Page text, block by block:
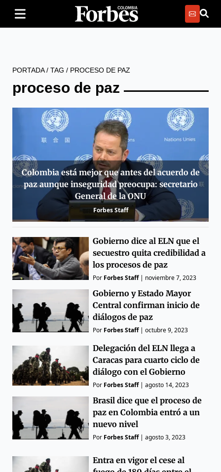
PORTADA/ TAG / PROCESO DE PAZ
proceso de paz
Colombia está mejor que antes del acuerdo de
paz aunque inseguridad preocupa: secretario
General de la ONU
Forbes Staff
Gobierno dice al ELN que el
secuestro quita credibilidad a
los procesos de paz
Por Forbes Staff| noviembre 7, 2023
Gobierno y Estado Mayor
Central confirman inicio de
diálogos de paz
Por Forbes Staff|octubre 9, 2023
Delegación del ELN llega a
Caracas para cuarto ciclo de
diálogo con el Gobierno
Por Forbes Staff|agosto 14, 2023
Brasil dice que el proceso de
paz en Colombia entró a un
nuevo nivel
Por Forbes Staff|agosto 3, 2023
Entra en vigor el cese al